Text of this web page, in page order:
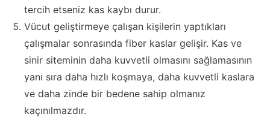
tercih etseniz kas kaybı durur.
Vücut geliştirmeye çalışan kişilerin yaptıkları
çalışmalar sonrasında fiber kaslar gelişir. Kas ve
sinir siteminin daha kuvvetli olmasını sağlamasının
yanı sıra daha hızlı koşmaya, daha kuvvetli kaslara
ve daha zinde bir bedene sahip olmanız
kaçınılmazdır.